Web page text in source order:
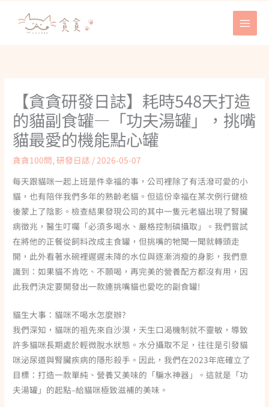
【貪貪研發日誌】耗時548天打造
的貓副食罐—「功夫湯罐」，挑嘴
貓最愛的機能點心罐
貪貪100問,研發日誌 / 2026-05-07
每天跟貓咪一起上班是件幸福的事，公司裡除了有活潑可愛的小
貓，也有陪伴我們多年的熟齡老貓。但這份幸福在某次例行健檢
後蒙上了陰影。檢查結果發現公司的其中一隻元老貓出現了腎臟
病徵兆，醫生叮囑「必須多喝水、嚴格控制磷攝取」。我們嘗試
在將他的正餐從飼料改成主食罐，但挑嘴的牠聞一聞就轉頭走
開，此外看著水碗裡遲遲未降的水位與逐漸消瘦的身影，我們意
識到：如果貓不肯吃、不願喝，再完美的營養配方都沒有用，因
此我們決定要開發出一款連挑嘴貓也愛吃的副食罐!
貓生大事：貓咪不喝水怎麼辦?
我們深知，貓咪的祖先來自沙漠，天生口渴機制就不靈敏，導致
許多貓咪長期處於輕微脫水狀態。水分攝取不足，往往是引發貓
咪泌尿道與腎臟疾病的隱形殺手。因此，我們在2023年底確立了
目標：打造一款單純、營養又美味的「騙水神器」。這就是「功
夫湯罐」的起點–給貓咪極致滋補的美味。